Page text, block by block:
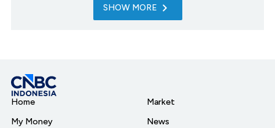
SHOW MORE
Home
My Money
Market
News